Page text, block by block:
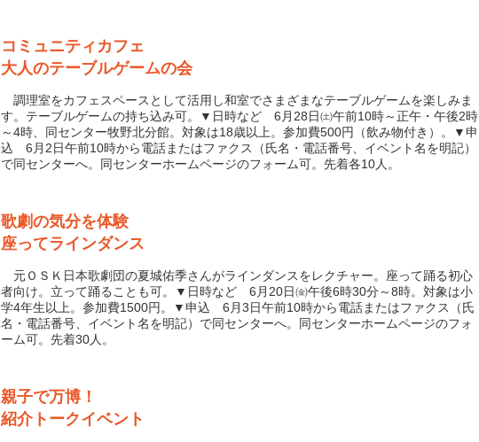
コミュニティカフェ
大人のテーブルゲームの会
調理室をカフェスペースとして活用し和室でさまざまなテーブルゲームを楽しみま
す。テーブルゲームの持ち込み可。▼日時など 6月28日㈯午前10時～正午・午後2時
～4時、同センター牧野北分館。対象は18歳以上。参加費500円（飲み物付き）。▼申
込 6月2日午前10時から電話またはファクス（氏名・電話番号、イベント名を明記）
で同センターへ。同センターホームページのフォーム可。先着各10人。
歌劇の気分を体験
座ってラインダンス
元ＯＳＫ日本歌劇団の夏城佑季さんがラインダンスをレクチャー。座って踊る初心
者向け。立って踊ることも可。▼日時など 6月20日㈮午後6時30分～8時。対象は小
学4年生以上。参加費1500円。▼申込 6月3日午前10時から電話またはファクス（氏
名・電話番号、イベント名を明記）で同センターへ。同センターホームページのフォ
ーム可。先着30人。
親子で万博！
紹介トークイベント